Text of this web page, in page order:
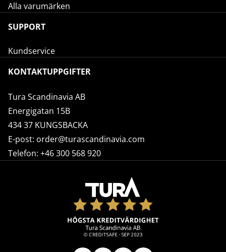
Alla varumärken
SUPPORT
Kundservice
KONTAKTUPPGIFTER
Tura Scandinavia AB
Energigatan 15B
434 37 KUNGSBACKA
E-post: order@turascandinavia.com
Telefon: +46 300 568 920